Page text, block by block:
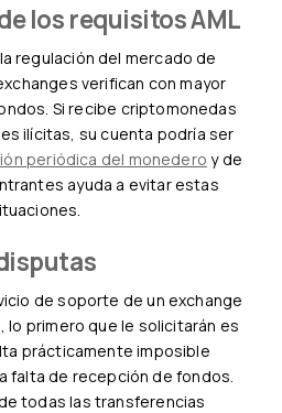
los requisitos AML
verifican con mayor
Si recibe criptomonedas
ilícitas, su cuenta podría ser
periódica del monedero y de
ayuda a evitar estas
lo primero que le solicitarán es
prácticamente imposible
falta de recepción de fondos.
todas las transferencias